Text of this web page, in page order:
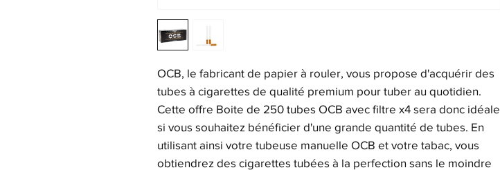
OCB, le fabricant de papier à rouler, vous propose d'acquérir des
tubes à cigarettes de qualité premium pour tuber au quotidien.
Cette offre Boite de 250 tubes OCB avec filtre x4 sera donc idéale
si vous souhaitez bénéficier d'une grande quantité de tubes. En
utilisant ainsi votre tubeuse manuelle OCB et votre tabac, vous
obtiendrez des cigarettes tubées à la perfection sans le moindre